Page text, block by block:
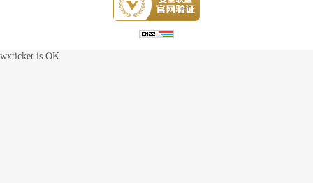
wxticket is OK